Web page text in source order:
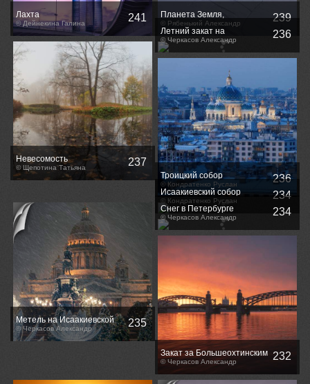
Лахта
© Дейнекина Галина 241
Планета Земля,
Российская Федерация,
Лахта центр
© Рябенький Александр 239
Невесомость
© Щепотина Татьяна 237
Летний закат на
Исаакиевской площади
© Черкасов Александр 236
Троицкий собор
© Кондратенко Руслан 236
Метель на Исаакиевской
площади
© Черкасов Александр 235
Исаакиевский собор
© Кондратенко Руслан 234
Снег в Петербурге
© Черкасов Александр 234
Закат за Большеохтинским
мостом
© Черкасов Александр 232